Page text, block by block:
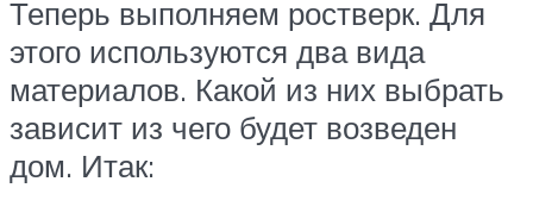
Теперь выполняем ростверк. Для
этого используются два вида
материалов. Какой из них выбрать
зависит из чего будет возведен
дом. Итак: